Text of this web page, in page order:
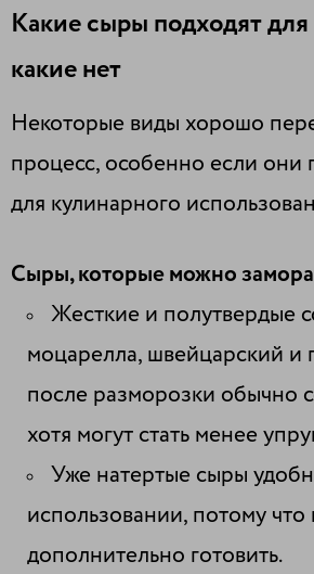
Какие сыры подходят для
какие нет
Некоторые виды хорошо
процесс, особенно если они
для кулинарного
Сыры, которые можно
Жесткие и полутвердые
моцарелла, швейцарский и
после разморозки обычно
хотя могут стать менее
Уже натертые сыры
использовании, потому
дополнительно готовить.